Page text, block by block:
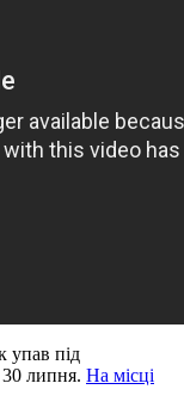
упав під
30 липня. На місці